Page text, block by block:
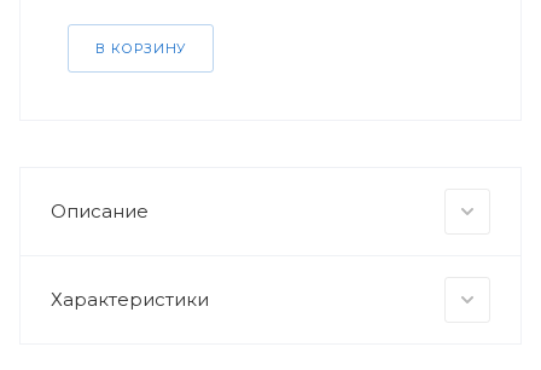
В КОРЗИНУ
Описание
Характеристики